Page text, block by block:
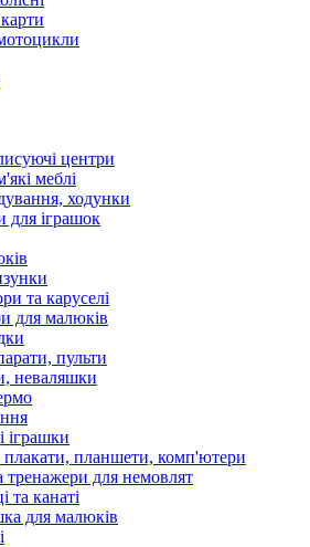
центри
меблі
ходунки
іграшок
та каруселі
для малюків
пульти
неваляшки
іграшки
плакати, планшети, комп'ютери
для немовлят
та канаті
для малюків